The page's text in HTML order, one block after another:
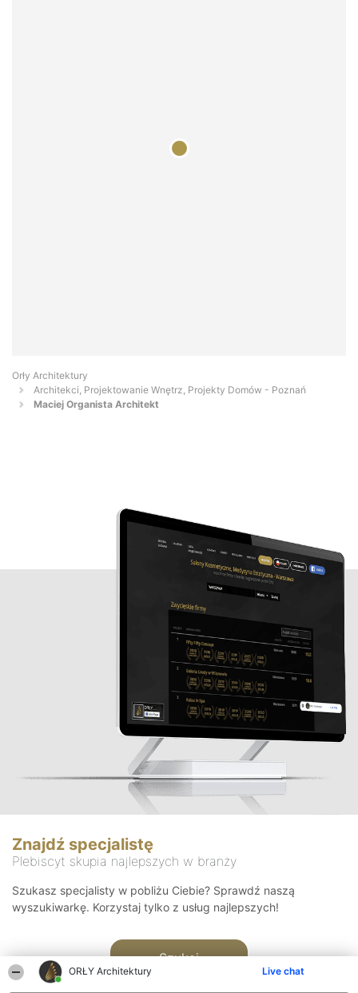
ORŁY Architektury Live chat
Orły Architektury
Architekci, Projektowanie Wnętrz, Projekty Domów - Poznań
Maciej Organista Architekt
Znajdź specjalistę
Plebiscyt skupia najlepszych w branży
Szukasz specjalisty w pobliżu Ciebie? Sprawdź naszą
wyszukiwarkę. Korzystaj tylko z usług najlepszych!
Szukaj